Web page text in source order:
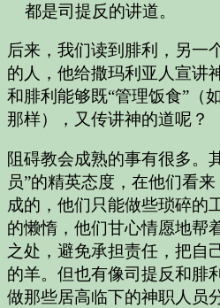
都是司提反的讲道。
后来，我们读到腓利，另一
的人，他给撒玛利亚人宣讲
和腓利能够既“管理饭食”（
那样），又传讲神的道呢？
阻碍教会成熟的事有很多。
员”的精英态度，在他们看
成的，他们只能做些琐碎的
的懒惰，他们甘心情愿地帮
之处，避免承担责任，把自
的羊。但也有像司提反和腓
做那些居高临下的神职人员